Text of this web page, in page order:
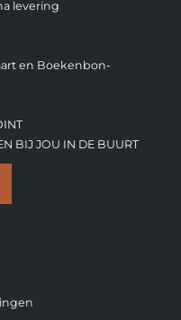
levering
en Boekenbon-
BIJ JOU IN DE BUURT